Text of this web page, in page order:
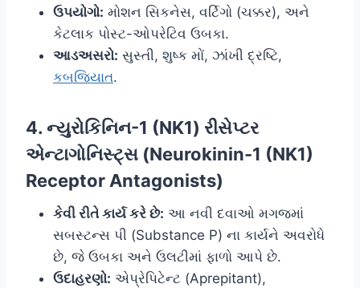
ઉપયોગો: મોશન સિકનેસ, વર્ટિગો (ચક્કર), અને
કેટલાક પોસ્ટ-ઓપરેટિવ ઉબકા.
આડઅસરો: સુસ્તી, શુષ્ક મોં, ઝાંખી દ્રષ્ટિ,
કબજિયાત.
4. ન્યુરોકિનિન-1 (NK1) રીસેપ્ટર
એન્ટાગોનિસ્ટ્સ (Neurokinin-1 (NK1)
Receptor Antagonists)
કેવી રીતે કાર્ય કરે છે: આ નવી દવાઓ મગજમાં
સબસ્ટન્સ પી (Substance P) ના કાર્યને અવરોધે
છે, જે ઉબકા અને ઉલટીમાં ફાળો આપે છે.
ઉદાહરણો: એપ્રેપિટેન્ટ (Aprepitant),